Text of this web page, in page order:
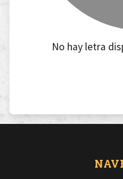
No hay letra